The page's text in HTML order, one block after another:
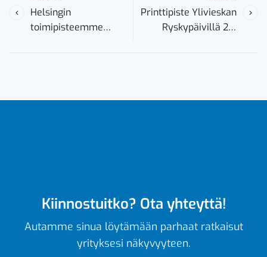
Helsingin
toimipisteemme
Printtipiste Ylivieskan
Ryskypäivillä 27-
Kiinnostuitko? Ota yhteyttä!
Autamme sinua löytämään parhaat ratkaisut
yrityksesi näkyvyyteen.